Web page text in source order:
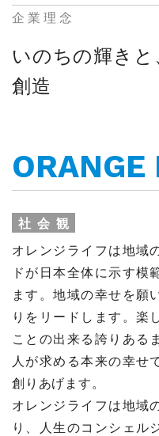
企業理念
いのちの輝き
創造
ORANGE
社会観
オレンジライフは地域
ドが日本全体に示す模
ます。地域の幸せを願
りをリードします。楽
ことの出来る誇りある
人が求める本来の幸せ
創りあげます。
オレンジライフは地域
り、人生のコンシェル